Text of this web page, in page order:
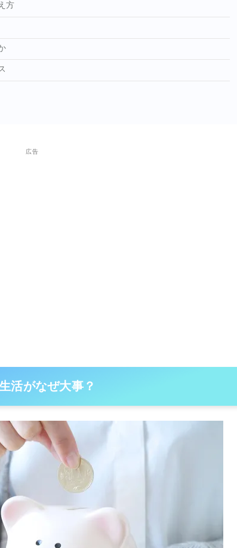
方
広告
活がなぜ大事？